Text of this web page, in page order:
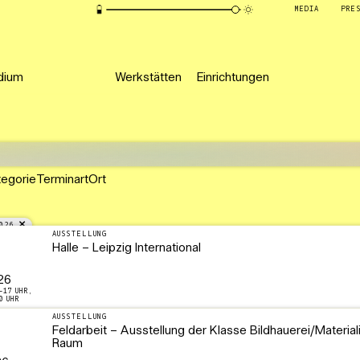
MEDIA
Werkstätten Einrichtungen
TerminartOrt
UHR,
UHR
AUSSTELLUNG
Halle – Leipzig International
AUSSTELLUNG
Feldarbeit – Ausstellung der Klasse Bildhauerei/
Raum